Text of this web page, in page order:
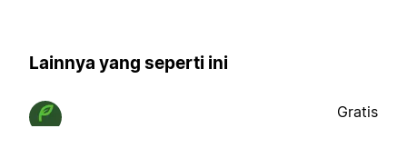
Lainnya yang seperti ini
Gratis